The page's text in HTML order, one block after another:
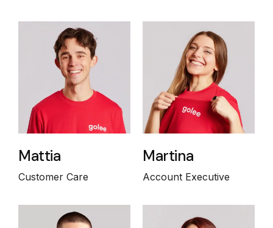
Mattia
Customer Care
Martina
Account Executive